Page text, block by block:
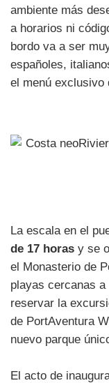
ambiente más
a horarios ni
bordo va a ser
españoles,
el menú exclusivo
La escala en el
de 17 horas y se
el Monasterio de
playas cercanas a
reservar la
de PortAventura
nuevo parque
El acto de